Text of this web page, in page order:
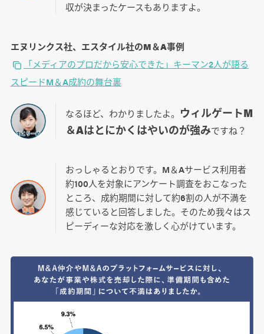
収が決まったケースもありますよ。
エヌリンクス社、エスタイル社のM＆A事例
「メディアのプロだから安心できた」キーマン2人が語る
スピードM＆A成約の舞台裏
なるほど、わかりましたよ。 ウィルゲートM
＆Aはとにかくはやいのが強みですね？
おっしゃるとおりです。M＆Aサービス利用者
約100人を対象にアンケート調査をおこなった
ところ、成約期間に対して約6割の人が不満を
感じていると回答しました。そのため我々はス
ピーディーな対応を激しく心がけています。